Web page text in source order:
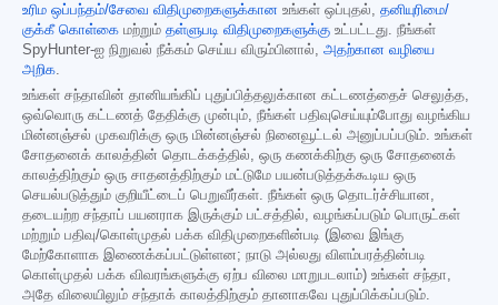
உரிம ஒப்பந்தம்/சேவை விதிமுறைகளுக்கான உங்கள் ஒப்புதல், தனியுரிமை/
குக்கீ கொள்கை மற்றும் தள்ளுபடி விதிமுறைகளுக்கு உட்பட்டது. நீங்கள்
SpyHunter-ஐ நிறுவல் நீக்கம் செய்ய விரும்பினால், அதற்கான வழியை
அறிக.
உங்கள் சந்தாவின் தானியங்கிப் புதுப்பித்தலுக்கான கட்டணத்தைச் செலுத்த,
ஒவ்வொரு கட்டணத் தேதிக்கு முன்பும், நீங்கள் பதிவுசெய்யும்போது வழங்கிய
மின்னஞ்சல் முகவரிக்கு ஒரு மின்னஞ்சல் நினைவூட்டல் அனுப்பப்படும். உங்கள்
சோதனைக் காலத்தின் தொடக்கத்தில், ஒரு கணக்கிற்கு ஒரு சோதனைக்
காலத்திற்கும் ஒரு சாதனத்திற்கும் மட்டுமே பயன்படுத்தக்கூடிய ஒரு
செயல்படுத்தும் குறியீட்டைப் பெறுவீர்கள். நீங்கள் ஒரு தொடர்ச்சியான,
தடையற்ற சந்தாப் பயனராக இருக்கும் பட்சத்தில், வழங்கப்படும் பொருட்கள்
மற்றும் பதிவு/கொள்முதல் பக்க விதிமுறைகளின்படி (இவை இங்கு
மேற்கோளாக இணைக்கப்பட்டுள்ளன; நாடு அல்லது விளம்பரத்தின்படி
கொள்முதல் பக்க விவரங்களுக்கு ஏற்ப விலை மாறுபடலாம்) உங்கள் சந்தா,
அதே விலையிலும் சந்தாக் காலத்திற்கும் தானாகவே புதுப்பிக்கப்படும்.